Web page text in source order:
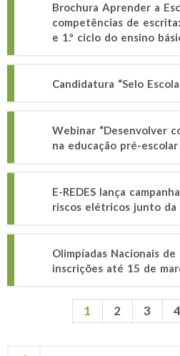
Brochura Aprender a
competências de
e 1.º ciclo do ensino
Candidatura “Selo
Webinar “Desenvolver
na educação pré-escolar
E-REDES lança
riscos elétricos junto da
Olimpíadas Nacionais
inscrições até 15 de
1 2 3 4